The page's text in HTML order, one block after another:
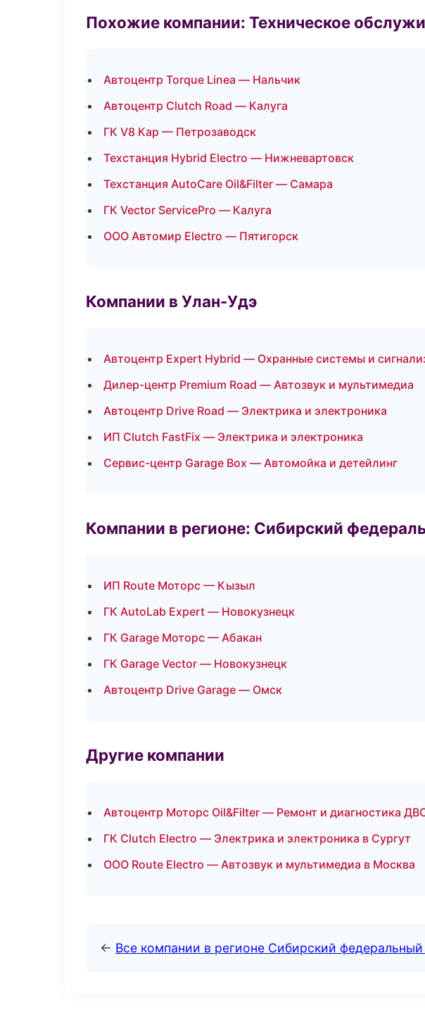
Похожие компании: Техническое
Автоцентр Torque Linea — Нальчик
Автоцентр Clutch Road — Калуга
ГК V8 Кар — Петрозаводск
Техстанция Hybrid Electro — Нижневартовск
Техстанция AutoCare Oil&Filter — Самара
ГК Vector ServicePro — Калуга
ООО Автомир Electro — Пятигорск
Компании в Улан-Удэ
Автоцентр Expert Hybrid — Охранные системы и
Дилер-центр Premium Road — Автозвук и мультимедиа
Автоцентр Drive Road — Электрика и электроника
ИП Clutch FastFix — Электрика и электроника
Сервис-центр Garage Box — Автомойка и детейлинг
Компании в регионе: Сибирский
ИП Route Моторс — Кызыл
ГК AutoLab Expert — Новокузнецк
ГК Garage Моторс — Абакан
ГК Garage Vector — Новокузнецк
Автоцентр Drive Garage — Омск
Другие компании
Автоцентр Моторс Oil&Filter — Ремонт и диагностика
ГК Clutch Electro — Электрика и электроника в Сургут
ООО Route Electro — Автозвук и мультимедиа в Москва
← Все компании в регионе Сибирский федеральный